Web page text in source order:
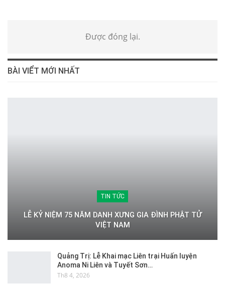
Được đóng lại.
BÀI VIỂT MỚI NHẤT
TIN TỨC
LỄ KỶ NIỆM 75 NĂM DANH XƯNG GIA ĐÌNH PHẬT TỬ
VIỆT NAM
Quảng Trị: Lễ Khai mạc Liên trại Huấn luyện
Anoma Ni Liên và Tuyết Sơn…
Th8 4, 2026